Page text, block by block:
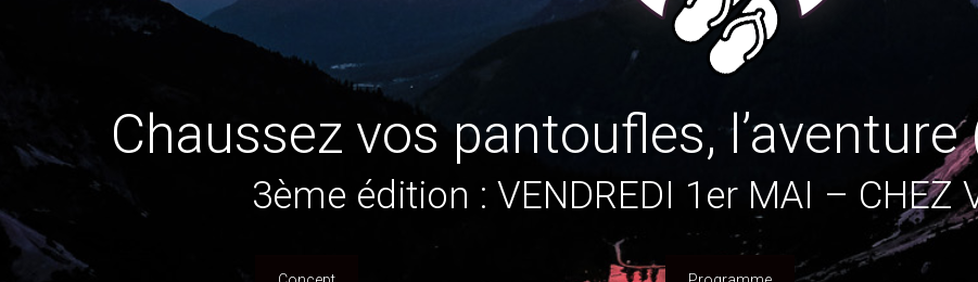
Chaussez vos pantoufles,
3ème édition : VENDREDI 1er MAI – CHEZ